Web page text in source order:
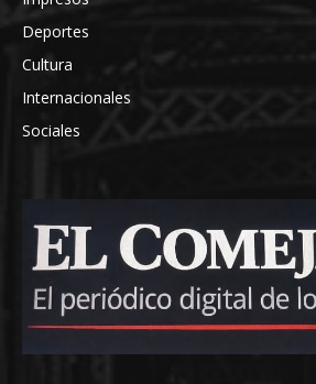
Deportes
Cultura
Internacionales
Sociales